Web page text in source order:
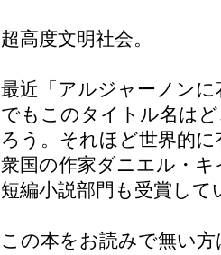
超高度文明社会。
最近「アルジャーノン
でもこのタイトル名は
ろう。それほど世界的
衆国の作家ダニエル・
短編小説部門も受賞して
この本をお読みで無い